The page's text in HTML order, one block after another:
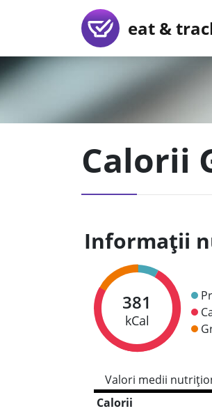
eat &
Calorii
Informații
381
kCal
Valori medii
Calorii